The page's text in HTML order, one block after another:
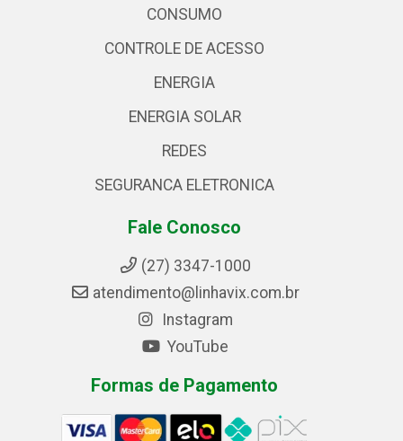
CONSUMO
CONTROLE DE ACESSO
ENERGIA
ENERGIA SOLAR
REDES
SEGURANCA ELETRONICA
Fale Conosco
(27) 3347-1000
atendimento@linhavix.com.br
Instagram
YouTube
Formas de Pagamento